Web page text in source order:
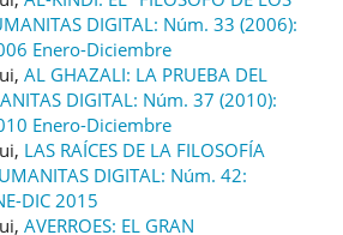
DIGITAL: Núm. 33 (2006):
Enero-Diciembre
AL GHAZALI: LA PRUEBA DEL
DIGITAL: Núm. 37 (2010):
Enero-Diciembre
LAS RAÍCES DE LA FILOSOFÍA
DIGITAL: Núm. 42:
DIC 2015
AVERROES: EL GRAN